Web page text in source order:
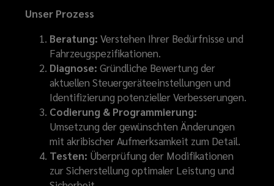
Unser Prozess
Beratung: Verstehen Ihrer Bedürfnisse und
Fahrzeugspezifikationen.
Diagnose: Gründliche Bewertung der
aktuellen Steuergeräteeinstellungen und
Identifizierung potenzieller Verbesserungen.
Codierung & Programmierung:
Umsetzung der gewünschten Änderungen
mit akribischer Aufmerksamkeit zum Detail.
Testen: Überprüfung der Modifikationen
zur Sicherstellung optimaler Leistung und